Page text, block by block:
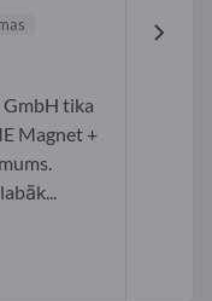
GmbH tika
Magnet +